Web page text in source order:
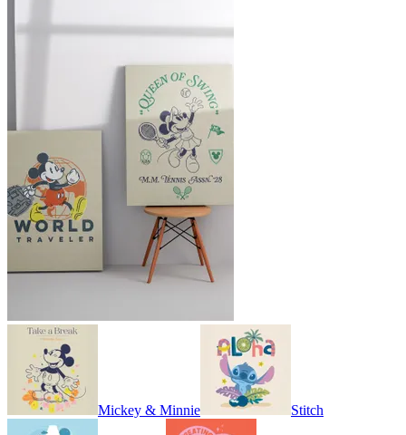
Mickey & Minnie Stitch